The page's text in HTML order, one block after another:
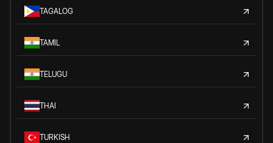
TAGALOG
TAMIL
TELUGU
THAI
TURKISH